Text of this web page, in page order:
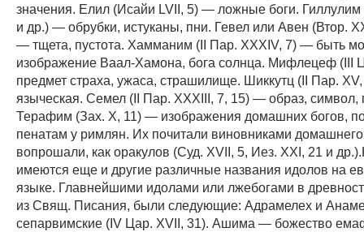
значения. Елил (Исайи LVII, 5) — ложные боги.
и др.) — обрубки, истуканы, пни. Гевел или Авен (Втор.
— тщета, пустота. Хамманим (II Пар. XXXIV, 7) — быть
изображение Ваал-Хамона, бога солнца. Мифлецеф (III
предмет страха, ужаса, страшилище. Шиккутц (II Пар.
языческая. Семел (II Пар. ХХХIII, 7, 15) — образ, символ,
Терафим (Зах. X, 11) — изображения домашних богов,
пенатам у римлян. Их почитали виновниками домашнего
вопрошали, как оракулов (Суд. XVII, 5, Иез. XXI, 21 и
имеются еще и другие различные названия идолов на
языке. Главнейшими идолами или лжебогами в
из Свящ. Писания, были следующие: Адрамелех и
сепарвимские (IV Цар. XVII, 31). Ашима — божество